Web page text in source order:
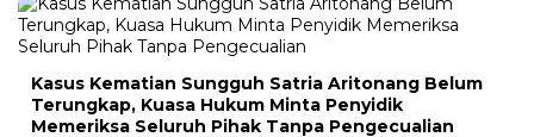
Kasus Kematian Sungguh Satria Aritonang Belum
Terungkap, Kuasa Hukum Minta Penyidik
Memeriksa Seluruh Pihak Tanpa Pengecualian